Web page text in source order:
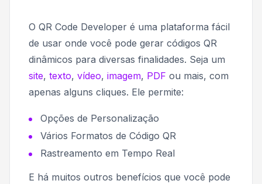
O QR Code Developer é uma plataforma fácil
de usar onde você pode gerar códigos QR
dinâmicos para diversas finalidades. Seja um
site, texto, vídeo, imagem, PDF ou mais, com
apenas alguns cliques. Ele permite:
Opções de Personalização
Vários Formatos de Código QR
Rastreamento em Tempo Real
E há muitos outros benefícios que você pode